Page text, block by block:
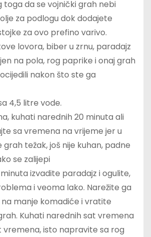
toga da se vojnički grah nebi
za podlogu dok dodajete
za ovo prefino varivo.
lovora, biber u zrnu, paradajz
na pola, rog paprike i onaj grah
nakon što ste ga
4,5 litre vode.
kuhati narednih 20 minuta ali
sa vremena na vrijeme jer u
grah težak, još nije kuhan, padne
se zalijepi
izvadite paradajz i ogulite,
i veoma lako. Narežite ga
manje komadiće i vratite
Kuhati narednih sat vremena
vremena, isto napravite sa rog